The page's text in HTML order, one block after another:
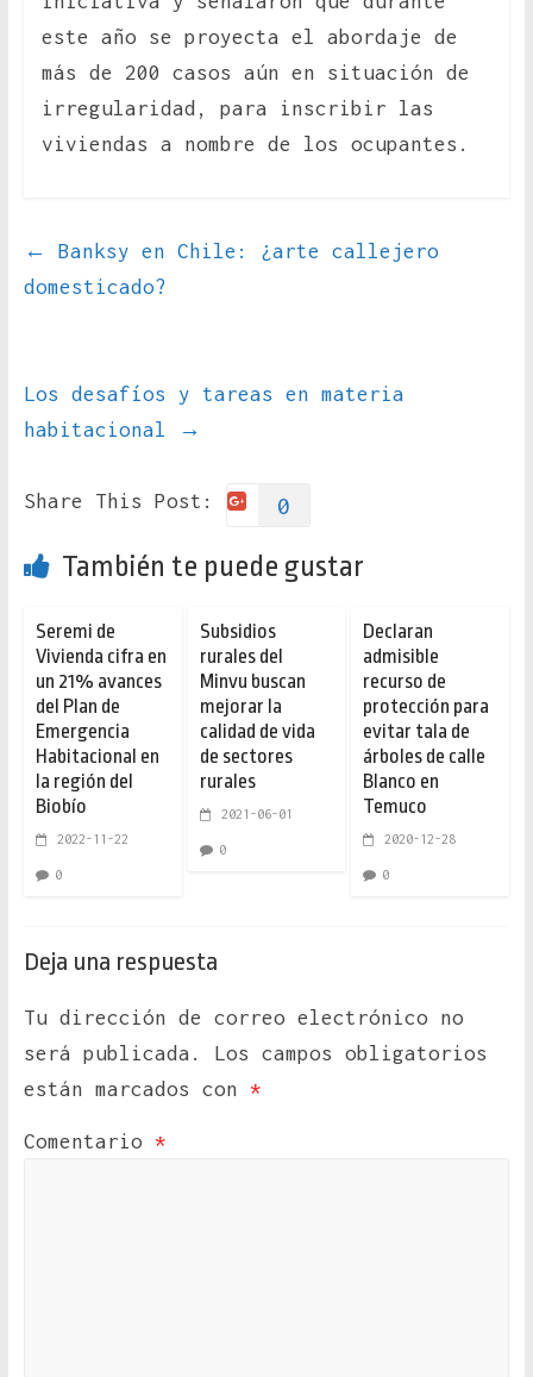
este año se proyecta el abordaje de
más de 200 casos aún en situación de
irregularidad, para inscribir las
viviendas a nombre de los ocupantes.
←
Banksy en Chile: ¿arte callejero
domesticado?
Los desafíos y tareas en materia
habitacional
→
Share This Post: 0
También te puede gustar
Seremi de
Vivienda cifra en
un 21% avances
del Plan de
Emergencia
Habitacional en
la región del
Biobío
2022-11-22
0
Subsidios
rurales del
Minvu buscan
mejorar la
calidad de vida
de sectores
rurales
2021-06-01
0
Declaran
admisible
recurso de
protección para
evitar tala de
árboles de calle
Blanco en
Temuco
2020-12-28
0
Deja una respuesta
Tu dirección de correo electrónico no
será publicada.
Los campos obligatorios
están marcados con *
Comentario *